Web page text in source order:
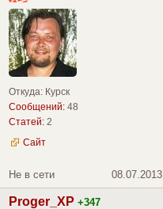
Откуда: Курск
Сообщений: 48
Статей: 2
Сайт
Не в сети 08.07.2013
Proger_XP +347